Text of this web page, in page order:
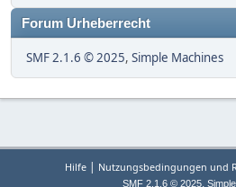
Forum Urheberrecht
SMF 2.1.6 © 2025, Simple Machines
Hilfe | Nutzungsbedingungen und
SMF 2.1.6 © 2025,